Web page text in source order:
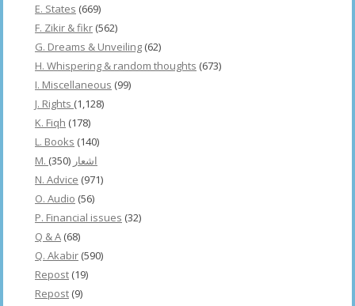
E. States (669)
F. Zikir & fikr (562)
G. Dreams & Unveiling (62)
H. Whispering & random thoughts (673)
I. Miscellaneous (99)
J. Rights (1,128)
K. Fiqh (178)
L. Books (140)
M. اشعار (350)
N. Advice (971)
O. Audio (56)
P. Financial issues (32)
Q & A (68)
Q. Akabir (590)
Repost (19)
Repost (9)